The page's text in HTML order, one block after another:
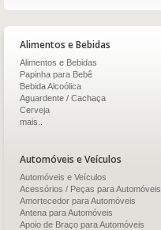
Alimentos e Bebidas
Alimentos e Bebidas
Papinha para Bebê
Bebida Alcoólica
Aguardente / Cachaça
Cerveja
mais..
Automóveis e Veículos
Automóveis e Veículos
Acessórios / Peças para Automóveis
Amortecedor para Automóveis
Antena para Automóveis
Apoio de Braço para Automóveis